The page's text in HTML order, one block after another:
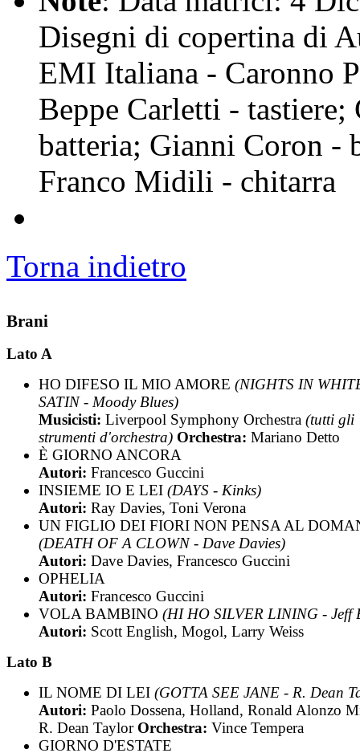
Disegni di copertina di
EMI Italiana - Caronno
Beppe Carletti -
batteria; Gianni Coron -
Franco Midili - chitarra
Torna indietro
Brani
Lato A
HO DIFESO IL MIO AMORE (NIGHTS IN
SATIN - Moody Blues)
Musicisti: Liverpool Symphony Orchestra (tutti gli
strumenti d'orchestra) Orchestra: Mariano Detto
È GIORNO ANCORA
Autori: Francesco Guccini
INSIEME IO E LEI (DAYS - Kinks)
Autori: Ray Davies, Toni Verona
UN FIGLIO DEI FIORI NON PENSA AL
(DEATH OF A CLOWN - Dave Davies)
Autori: Dave Davies, Francesco Guccini
OPHELIA
Autori: Francesco Guccini
VOLA BAMBINO (HI HO SILVER LINING - Jeff
Autori: Scott English, Mogol, Larry Weiss
Lato B
IL NOME DI LEI (GOTTA SEE JANE - R. Dean
Autori: Paolo Dossena, Holland, Ronald Alonzo
R. Dean Taylor Orchestra: Vince Tempera
GIORNO D'ESTATE